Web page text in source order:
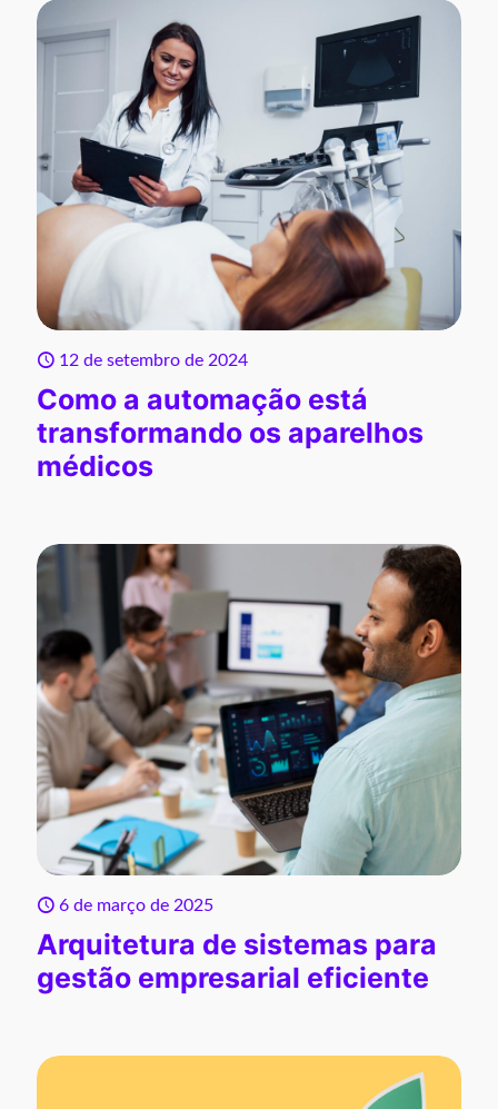
12 de setembro de 2024
Como a automação está
transformando os aparelhos
médicos
6 de março de 2025
Arquitetura de sistemas para
gestão empresarial eficiente